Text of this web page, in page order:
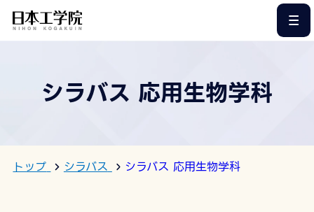
シラバス 応用生物学科
トップ シラバス シラバス 応用生物学科